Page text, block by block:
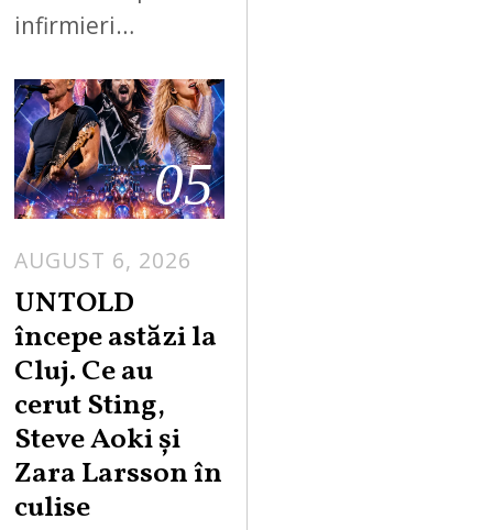
infirmieri…
05
AUGUST 6, 2026
UNTOLD
începe astăzi la
Cluj. Ce au
cerut Sting,
Steve Aoki și
Zara Larsson în
culise